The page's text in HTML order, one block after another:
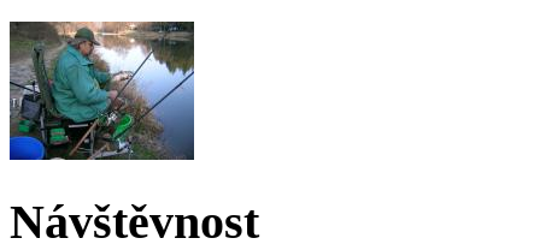
Návštěvnost